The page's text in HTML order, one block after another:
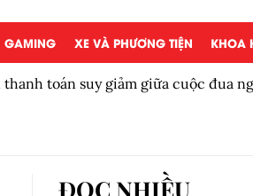
GAMING XE VÀ PHƯƠNG TIỆN KHOA
toán suy giảm giữa cuộc đua
ĐỌC NHIỀU